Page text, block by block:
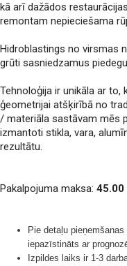
kā arī dažādos
remontam nepieciešama
Hidroblastings no virsmas
grūti sasniedzamus
Tehnoloģija ir unikāla ar
ģeometrijai atšķirībā no
/ materiāla sastāvam mēs
izmantoti stikla, vara,
rezultātu.
Pakalpojuma maksa: 45.00
Pie detaļu
iepazīstināts ar
Izpildes laiks ir 1-3